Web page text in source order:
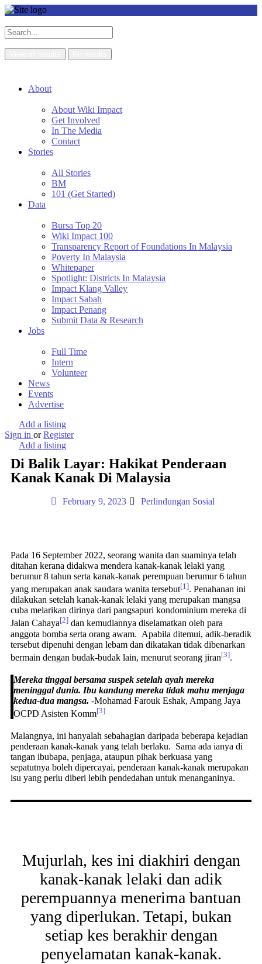
About
About Wiki Impact
Get Involved
In The Media
Contact
Stories
All Stories
BM
101 (Get Started)
Data
Bursa Top 20
Wiki Impact 100
Transparency Report of Foundations In Malaysia
Poverty In Malaysia
Whitepaper
Spotlight: Districts In Malaysia
Impact Klang Valley
Impact Sabah
Impact Penang
Submit Data & Research
Jobs
Full Time
Intern
Volunteer
News
Events
Advertise
Add a listing
Sign in or Register
Add a listing
Di Balik Layar: Hakikat Penderaan
Kanak Kanak Di Malaysia
February 9, 2023 Perlindungan Sosial
Pada 16 September 2022, seorang wanita dan suaminya telah
ditahan kerana didakwa mendera kanak-kanak lelaki yang
berumur 8 tahun serta kanak-kanak perempuan berumur 6 tahun
yang merupakan anak saudara wanita tersebut[1]. Penahanan ini
dilakukan setelah kanak-kanak lelaki yang merupakan mangsa
cuba melarikan dirinya dari pangsapuri kondominium mereka di
Jalan Cahaya[2] dan kemudiannya diselamatkan oleh para
anggota bomba serta orang awam. Apabila ditemui, adik-beradik
tersebut dipenuhi dengan lebam dan dikatakan tidak dibenarkan
bermain dengan budak-budak lain, menurut seorang jiran[3].
Mereka tinggal bersama suspek setelah ayah mereka
meninggal dunia. Ibu kandung mereka tidak mahu menjaga
kedua-dua mangsa. -Mohamad Farouk Eshak, Ampang Jaya
OCPD Asisten Komm[3]
Malangnya, ini hanyalah sebahagian daripada beberapa kejadian
penderaan kanak-kanak yang telah berlaku. Sama ada ianya di
tangan ibubapa, penjaga, ataupun pihak berkuasa yang
sepatutnya boleh dipercayai, penderaan kanak-kanak merupakan
isu yang perlu diberi lebih pendedahan untuk menanganinya.
Mujurlah, kes ini diakhiri dengan
kanak-kanak lelaki dan adik
perempuannya menerima bantuan
yang diperlukan. Tetapi, bukan
setiap kes berakhir dengan
penyelamatan kanak-kanak.